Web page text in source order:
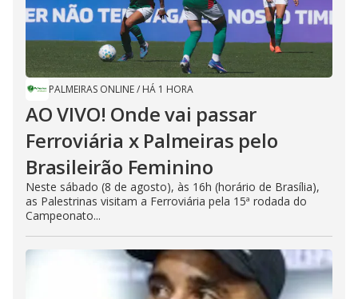
PALMEIRAS ONLINE/ HÁ 1 HORA
AO VIVO! Onde vai passar
Ferroviária x Palmeiras pelo
Brasileirão Feminino
Neste sábado (8 de agosto), às 16h (horário de Brasília),
as Palestrinas visitam a Ferroviária pela 15ª rodada do
Campeonato...